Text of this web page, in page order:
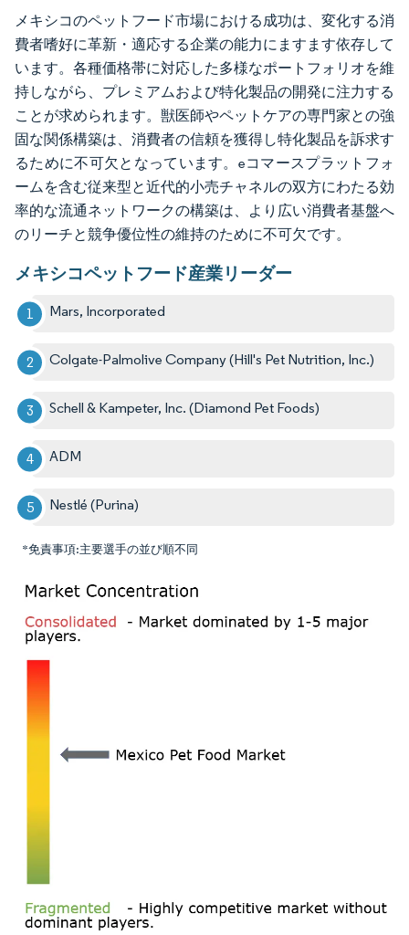
メキシコのペットフード市場における成功は、変化する消
費者嗜好に革新・適応する企業の能力にますます依存して
います。各種価格帯に対応した多様なポートフォリオを維
持しながら、プレミアムおよび特化製品の開発に注力する
ことが求められます。獣医師やペットケアの専門家との強
固な関係構築は、消費者の信頼を獲得し特化製品を訴求す
るために不可欠となっています。eコマースプラットフォ
ームを含む従来型と近代的小売チャネルの双方にわたる効
率的な流通ネットワークの構築は、より広い消費者基盤へ
のリーチと競争優位性の維持のために不可欠です。
メキシコペットフード産業リーダー
Mars, Incorporated
Colgate-Palmolive Company (Hill's Pet Nutrition, Inc.)
Schell & Kampeter, Inc. (Diamond Pet Foods)
ADM
Nestlé (Purina)
*免責事項:主要選手の並び順不同